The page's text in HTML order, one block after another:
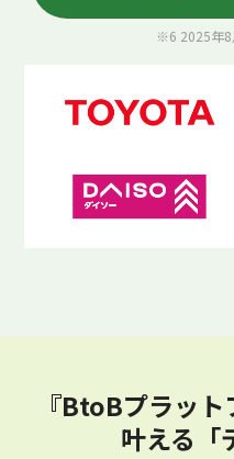
※6 2025年
『BtoBプラッ
叶える「